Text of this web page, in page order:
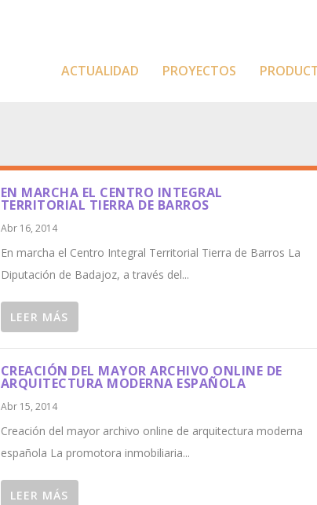
ACTUALIDAD PROYECTOS
EN MARCHA EL CENTRO INTEGRAL
TERRITORIAL TIERRA DE BARROS
Abr 16, 2014
En marcha el Centro Integral Territorial Tierra de Barros La
Diputación de Badajoz, a través del...
LEER MÁS
CREACIÓN DEL MAYOR ARCHIVO ONLINE DE
ARQUITECTURA MODERNA ESPAÑOLA
Abr 15, 2014
Creación del mayor archivo online de arquitectura moderna
española La promotora inmobiliaria...
LEER MÁS